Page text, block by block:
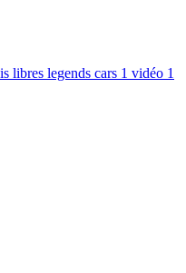
libres legends cars 1 vidéo 1